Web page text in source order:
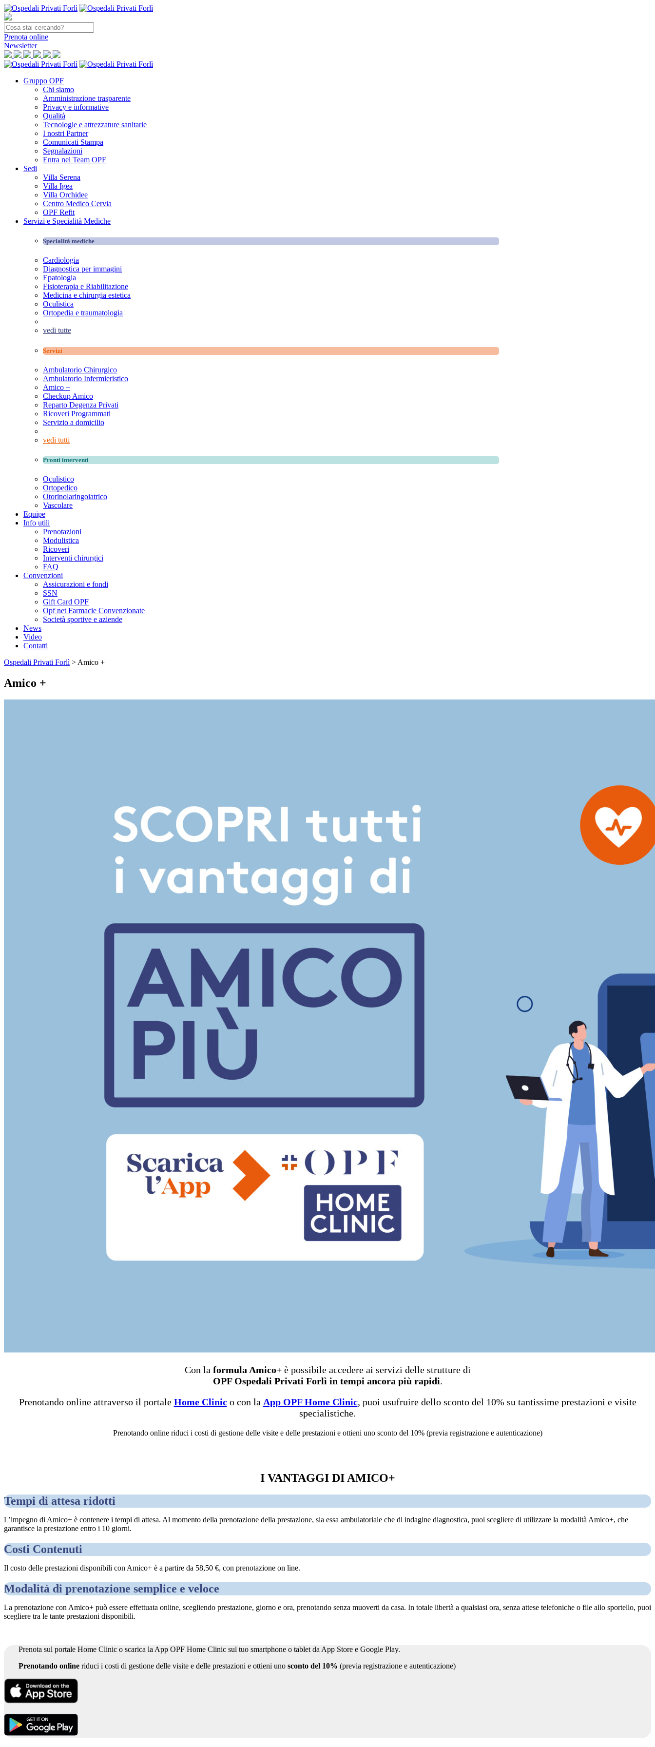
Prenota online
Newsletter
Gruppo OPF
Chi siamo
Amministrazione trasparente
Privacy e informative
Qualità
Tecnologie e attrezzature sanitarie
I nostri Partner
Comunicati Stampa
Segnalazioni
Entra nel Team OPF
Sedi
Villa Serena
Villa Igea
Villa Orchidee
Centro Medico Cervia
OPF Refit
Servizi e Specialità Mediche
Specialità mediche
Cardiologia
Diagnostica per immagini
Epatologia
Fisioterapia e Riabilitazione
Medicina e chirurgia estetica
Oculistica
Ortopedia e traumatologia
vedi tutte
Servizi
Ambulatorio Chirurgico
Ambulatorio Infermieristico
Amico +
Checkup Amico
Reparto Degenza Privati
Ricoveri Programmati
Servizio a domicilio
vedi tutti
Pronti interventi
Oculistico
Ortopedico
Otorinolaringoiatrico
Vascolare
Equipe
Info utili
Prenotazioni
Modulistica
Ricoveri
Interventi chirurgici
FAQ
Convenzioni
Assicurazioni e fondi
SSN
Gift Card OPF
Opf net Farmacie Convenzionate
Società sportive e aziende
News
Video
Contatti
Ospedali Privati Forlì > Amico +
Amico +
Con la formula Amico+è possibile accedere ai servizi delle strutture di
OPF Ospedali Privati Forlì in tempi ancora più rapidi.
Prenotando online attraverso il portale Home Clinico con la App OPF Home Clinic, puoi usufruire dello sconto del 10% su tantissime prestazioni e visite
specialistiche.
Prenotando online riduci i costi di gestione delle visite e delle prestazioni e ottieni uno sconto del 10% (previa registrazione e autenticazione)
I VANTAGGI DI AMICO+
Tempi di attesa ridotti
L’impegno di Amico+ è contenere i tempi di attesa. Al momento della prenotazione della prestazione, sia essa ambulatoriale che di indagine diagnostica, puoi scegliere di utilizzare la modalità Amico+, che
garantisce la prestazione entro i 10 giorni.
Costi Contenuti
Il costo delle prestazioni disponibili con Amico+ è a partire da 58,50 €, con prenotazione on line.
Modalità di prenotazione semplice e veloce
La prenotazione con Amico+ può essere effettuata online, scegliendo prestazione, giorno e ora, prenotando senza muoverti da casa. In totale libertà a qualsiasi ora, senza attese telefoniche o file allo sportello, puoi
scegliere tra le tante prestazioni disponibili.
Prenota sul portale Home Clinic o scarica la App OPF Home Clinic sul tuo smartphone o tablet da App Store e Google Play.
Prenotando online riduci i costi di gestione delle visite e delle prestazioni e ottieni uno sconto del 10% (previa registrazione e autenticazione)